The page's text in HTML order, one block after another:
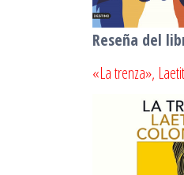
Reseña del
«La trenza»,